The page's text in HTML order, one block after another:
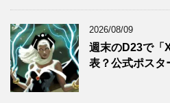
2026/08/09
週末のD23で「
表？公式ポスタ